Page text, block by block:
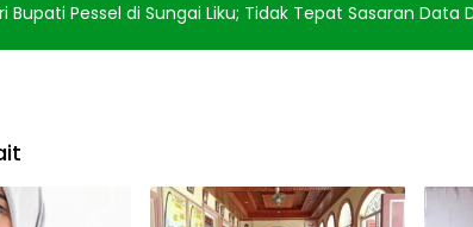
Bupati Pessel di Sungai Liku; Tidak Tepat Sasaran Data